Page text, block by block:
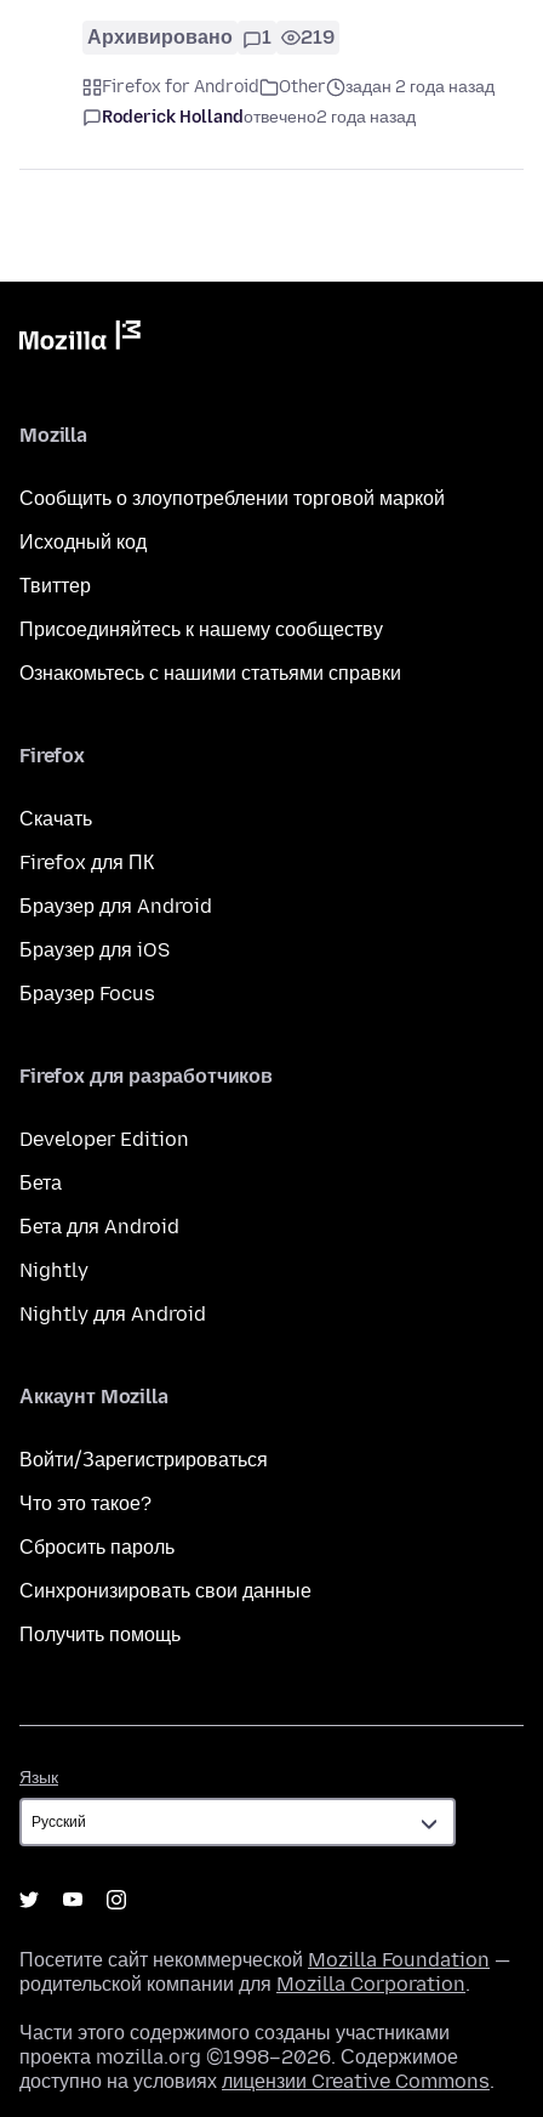
Архивировано 1 219
Firefox for Android Other
задан 2 года назад
Roderick Hollandотвечено2 года назад
Mozilla
Сообщить о злоупотреблении торговой маркой
Исходный код
Твиттер
Присоединяйтесь к нашему сообществу
Ознакомьтесь с нашими статьями справки
Firefox
Скачать
Firefox для ПК
Браузер для Android
Браузер для iOS
Браузер Focus
Firefox для разработчиков
Developer Edition
Бета
Бета для Android
Nightly
Nightly для Android
Аккаунт Mozilla
Войти/Зарегистрироваться
Что это такое?
Сбросить пароль
Синхронизировать свои данные
Получить помощь
Язык
Посетите сайт некоммерческой Mozilla Foundation —
родительской компании для Mozilla Corporation.
Части этого содержимого созданы участниками
проекта mozilla.org ©1998–2026. Содержимое
доступно на условиях лицензии Creative Commons.